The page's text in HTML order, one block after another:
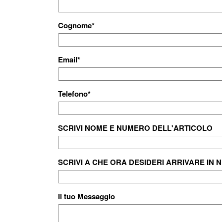
Cognome*
Email*
Telefono*
SCRIVI NOME E NUMERO DELL'ARTICOLO
SCRIVI A CHE ORA DESIDERI ARRIVARE IN
Il tuo Messaggio